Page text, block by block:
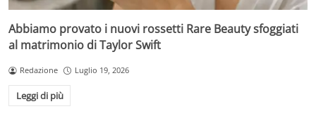
Abbiamo provato i nuovi rossetti Rare Beauty sfoggiati
al matrimonio di Taylor Swift
Redazione Luglio 19, 2026
Leggi di più